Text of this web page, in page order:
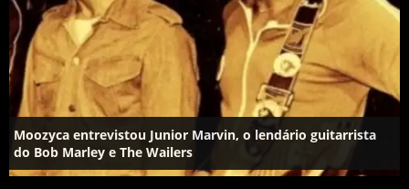
Moozyca entrevistou Junior Marvin, o lendário guitarrista
do Bob Marley e The Wailers